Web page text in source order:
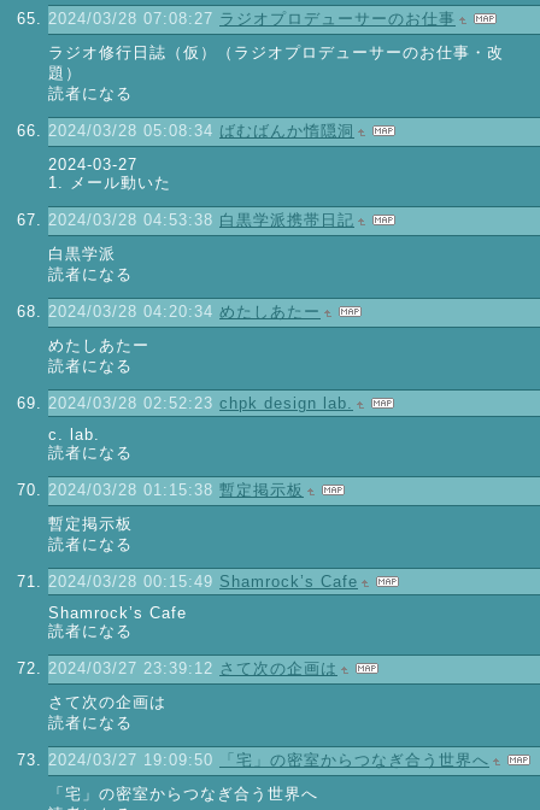
2024/03/28 07:08:27 ラジオプロデューサーのお仕事
ラジオ修行日誌（仮）（ラジオプロデューサーのお仕事・改
題）
読者になる
2024/03/28 05:08:34 ばむばんか惰隠洞
2024-03-27
1. メール動いた
2024/03/28 04:53:38 白黒学派携帯日記
白黒学派
読者になる
2024/03/28 04:20:34 めたしあたー
めたしあたー
読者になる
2024/03/28 02:52:23 chpk design lab.
c. lab.
読者になる
2024/03/28 01:15:38 暫定掲示板
暫定掲示板
読者になる
2024/03/28 00:15:49 Shamrock’s Cafe
Shamrock’s Cafe
読者になる
2024/03/27 23:39:12 さて次の企画は
さて次の企画は
読者になる
2024/03/27 19:09:50
「宅」の密室からつなぎ合う世界へ
「宅」の密室からつなぎ合う世界へ